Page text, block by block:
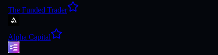
The Funded Trader
Alpha Capital